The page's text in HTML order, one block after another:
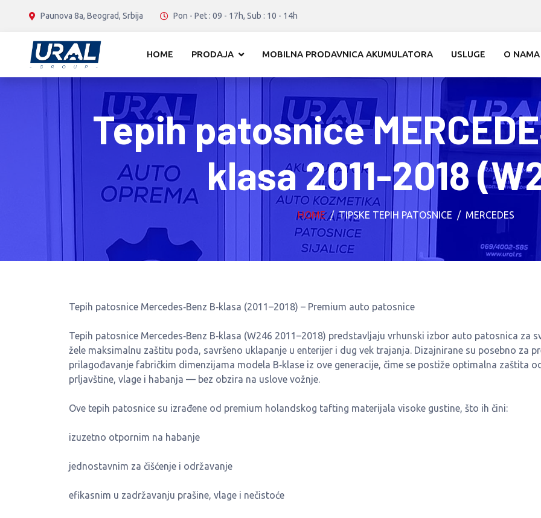
Paunova 8a, Beograd, Srbija Pon - Pet : 09 - 17h, Sub : 10 - 14h
HOME PRODAJA MOBILNA PRODAVNICA AKUMULATORA USLUGE O NAMA
Tepih patosnice
klasa 2011-2018
HOME TIPSKE TEPIH PATOSNICE MERCEDES
Tepih patosnice Mercedes‑Benz B‑klasa (2011–2018) – Premium auto patosnice
Tepih patosnice Mercedes‑Benz B‑klasa (W246 2011–2018) predstavljaju vrhunski izbor auto patosnica za
žele maksimalnu zaštitu poda, savršeno uklapanje u enterijer i dug vek trajanja. Dizajnirane su posebno za
prilagođavanje fabričkim dimenzijama modela B‑klase iz ove generacije, čime se postiže optimalna zaštita
prljavštine, vlage i habanja — bez obzira na uslove vožnje.
Ove tepih patosnice su izrađene od premium holandskog tafting materijala visoke gustine, što ih čini:
izuzetno otpornim na habanje
jednostavnim za čišćenje i održavanje
efikasnim u zadržavanju prašine, vlage i nečistoće